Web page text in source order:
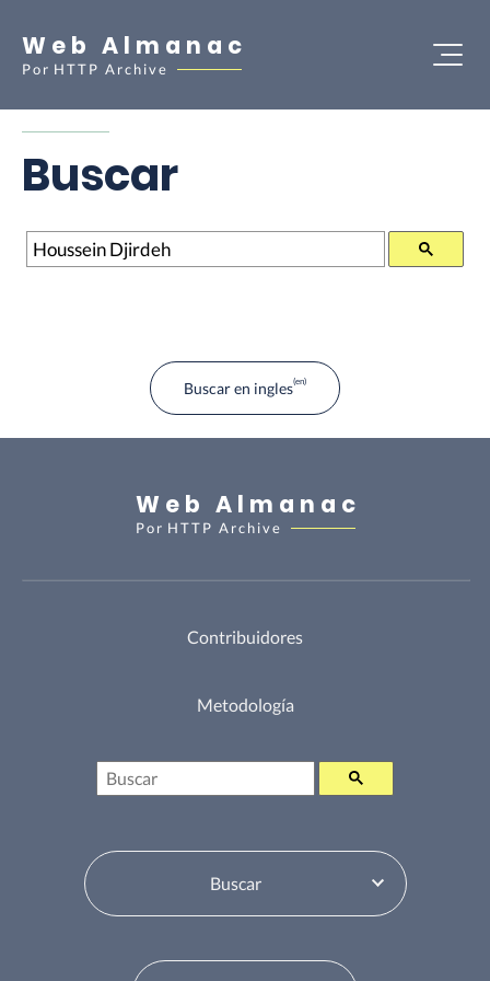
Web Almanac
Por HTTP Archive
Buscar
Buscar
Buscar en ingles
Web Almanac
Por HTTP Archive
Contribuidores
Metodología
Buscar
Selector de tabla de contenidos